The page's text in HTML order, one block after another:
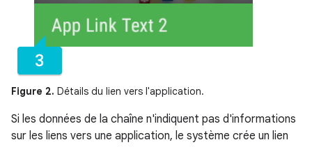
Figure 2. Détails du lien vers l'application.
Si les données de la chaîne n'indiquent pas d'informations
sur les liens vers une application, le système crée un lien